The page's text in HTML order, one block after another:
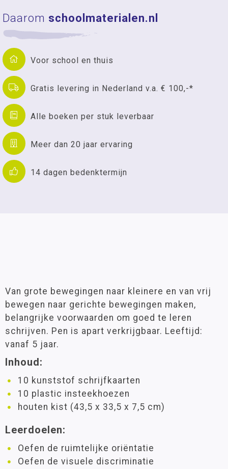
Daarom schoolmaterialen.nl
Voor school en thuis
Gratis levering in Nederland v.a. € 100,-*
Alle boeken per stuk leverbaar
Meer dan 20 jaar ervaring
14 dagen bedenktermijn
Van grote bewegingen naar kleinere en van vrij
bewegen naar gerichte bewegingen maken,
belangrijke voorwaarden om goed te leren
schrijven. Pen is apart verkrijgbaar. Leeftijd:
vanaf 5 jaar.
Inhoud:
10 kunststof schrijfkaarten
10 plastic insteekhoezen
houten kist (43,5 x 33,5 x 7,5 cm)
Leerdoelen:
Oefen de ruimtelijke oriëntatie
Oefen de visuele discriminatie